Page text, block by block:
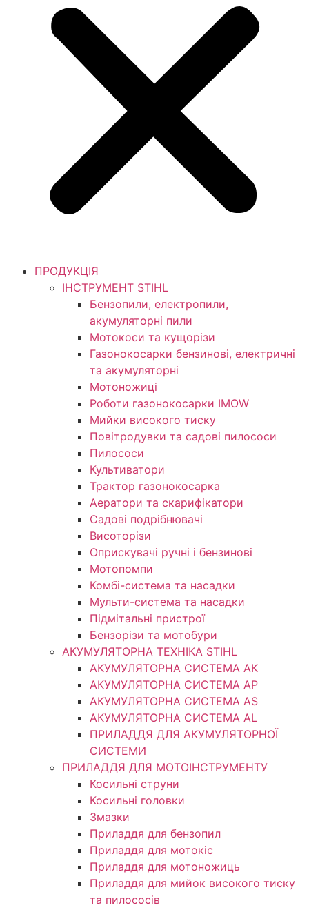
ПРОДУКЦІЯ
ІНСТРУМЕНТ STIHL
Бензопили, електропили,
акумуляторні пили
Мотокоси та кущорізи
Газонокосарки бензинові, електричні
та акумуляторні
Мотоножиці
Роботи газонокосарки IMOW
Мийки високого тиску
Повітродувки та садові пилососи
Пилососи
Культиватори
Трактор газонокосарка
Аератори та скарифікатори
Садові подрібнювачі
Висоторізи
Оприскувачі ручні і бензинові
Мотопомпи
Комбі-система та насадки
Мульти-система та насадки
Підмітальні пристрої
Бензорізи та мотобури
АКУМУЛЯТОРНА ТЕХНІКА STIHL
АКУМУЛЯТОРНА СИСТЕМА АК
АКУМУЛЯТОРНА СИСТЕМА АР
АКУМУЛЯТОРНА СИСТЕМА AS
АКУМУЛЯТОРНА СИСТЕМА AL
ПРИЛАДДЯ ДЛЯ АКУМУЛЯТОРНОЇ
СИСТЕМИ
ПРИЛАДДЯ ДЛЯ МОТОІНСТРУМЕНТУ
Косильні струни
Косильні головки
Змазки
Приладдя для бензопил
Приладдя для мотокіс
Приладдя для мотоножиць
Приладдя для мийок високого тиску
та пилососів